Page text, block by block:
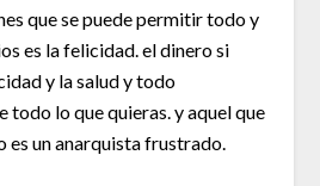
que se puede permitir todo y
es la felicidad. el dinero si
y la salud y todo
todo lo que quieras. y aquel que
es un anarquista frustrado.